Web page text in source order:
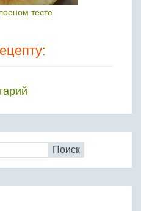
тесте
Поиск